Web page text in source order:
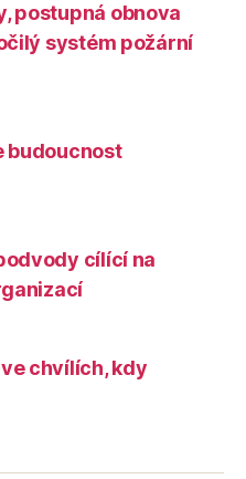
postupná obnova
systém požární
budoucnost
cílící na
chvílích, kdy